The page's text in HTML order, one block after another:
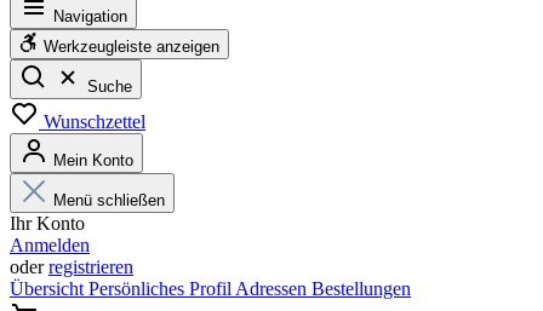
Navigation
Werkzeugleiste anzeigen
Suche
Wunschzettel
Mein Konto
Menü schließen
Ihr Konto
Anmelden
oderregistrieren
Übersicht Persönliches Profil Adressen Bestellungen